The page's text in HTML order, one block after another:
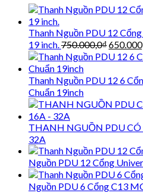
Thanh Nguồn PDU 12
19 inch.750.000,0₫Giá
gốc
Thanh Nguồn PDU 12 6
Chuẩn 19inch
THANH NGUỒN PDU
32A
Nguồn PDU 12 Cổng
Nguồn PDU 6 Cổng C13